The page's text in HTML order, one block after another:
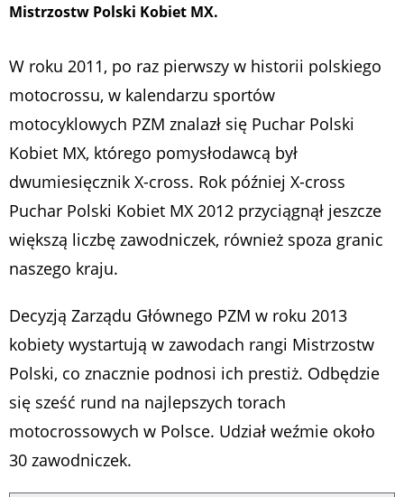
Mistrzostw Polski Kobiet MX.
W roku 2011, po raz pierwszy w historii polskiego
motocrossu, w kalendarzu sportów
motocyklowych PZM znalazł się Puchar Polski
Kobiet MX, którego pomysłodawcą był
dwumiesięcznik X-cross. Rok później X-cross
Puchar Polski Kobiet MX 2012 przyciągnął jeszcze
większą liczbę zawodniczek, również spoza granic
naszego kraju.
Decyzją Zarządu Głównego PZM w roku 2013
kobiety wystartują w zawodach rangi Mistrzostw
Polski, co znacznie podnosi ich prestiż. Odbędzie
się sześć rund na najlepszych torach
motocrossowych w Polsce. Udział weźmie około
30 zawodniczek.